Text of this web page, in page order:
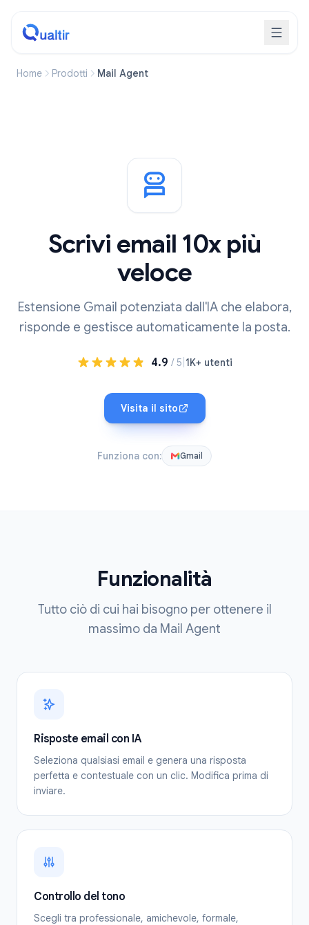
Home Prodotti Mail Agent
Scrivi email 10x più
veloce
Estensione Gmail potenziata dall'IA che elabora,
risponde e gestisce automaticamente la posta.
4.9 / 5 1K+ utenti
Visita il sito
Funziona con: Gmail
Funzionalità
Tutto ciò di cui hai bisogno per ottenere il
massimo da Mail Agent
Risposte email con IA
Seleziona qualsiasi email e genera una risposta
perfetta e contestuale con un clic. Modifica prima di
inviare.
Controllo del tono
Scegli tra professionale, amichevole, formale,